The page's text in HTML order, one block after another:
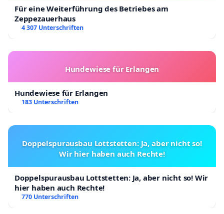
Für eine Weiterführung des Betriebes am
Zeppezauerhaus
4 307 Unterschriften
Hundewiese für Erlangen
Hundewiese für Erlangen
183 Unterschriften
Doppelspurausbau Lottstetten: Ja, aber nicht so!
Wir hier haben auch Rechte!
Doppelspurausbau Lottstetten: Ja, aber nicht so! Wir
hier haben auch Rechte!
770 Unterschriften